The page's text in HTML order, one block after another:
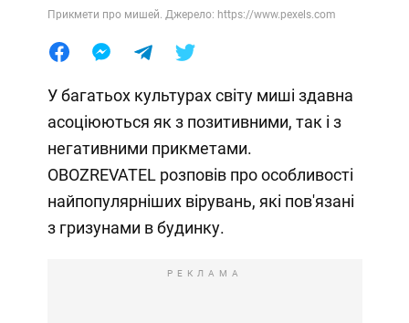
Прикмети про мишей. Джерело: https://www.pexels.com
У багатьох культурах світу миші здавна
асоціюються як з позитивними, так і з
негативними прикметами.
OBOZREVATEL розповів про особливості
найпопулярніших вірувань, які пов'язані
з гризунами в будинку.
РЕКЛАМА